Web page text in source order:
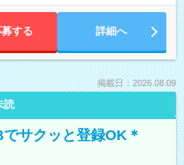
募する 詳細へ
掲載日：2026.08.09
読
サクッと登録OK＊